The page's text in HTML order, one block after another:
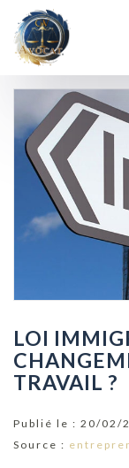
LOI
TRAVAIL ?
Publié le : 20/02/
Source :